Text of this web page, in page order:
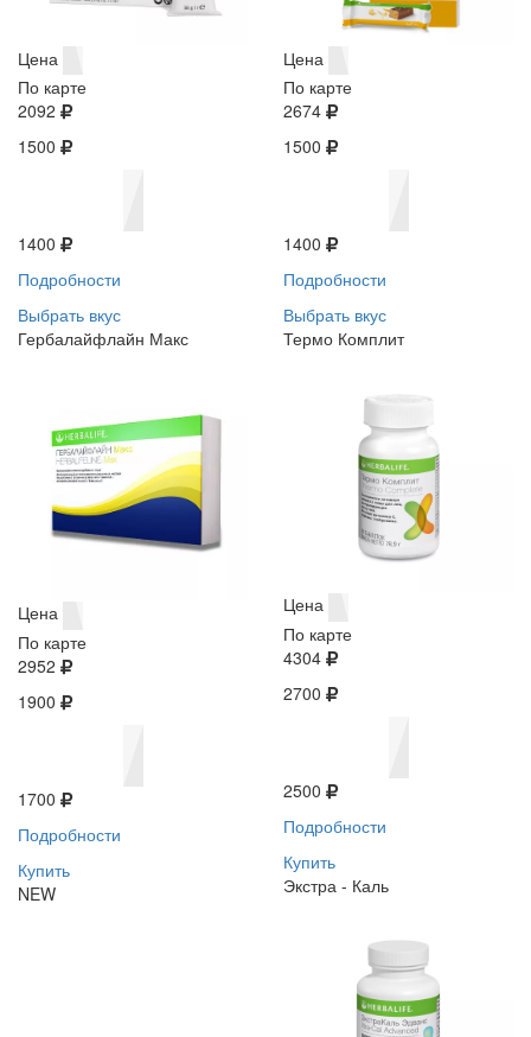
Цена
По карте
2092
1500
1400
Подробности
Выбрать вкус
Цена
По карте
2674
1500
1400
Подробности
Выбрать вкус
Гербалайфлайн Макс
Цена
По карте
2952
1900
1700
Подробности
Купить
NEW
Термо Комплит
Цена
По карте
4304
2700
2500
Подробности
Купить
Экстра - Каль